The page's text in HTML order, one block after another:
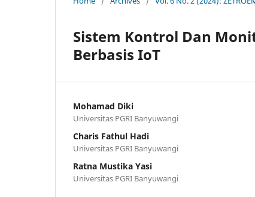
Sistem Kontrol Dan
Berbasis IoT
Mohamad Diki
Universitas PGRI Banyuwangi
Charis Fathul Hadi
Universitas PGRI Banyuwangi
Ratna Mustika Yasi
Universitas PGRI Banyuwangi